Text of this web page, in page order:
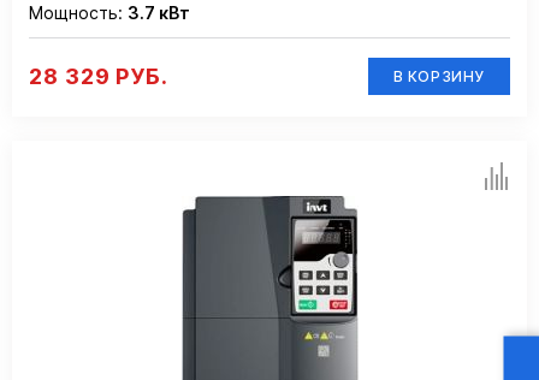
Мощность: 3.7 кВт
28 329 РУБ. В КОРЗИНУ